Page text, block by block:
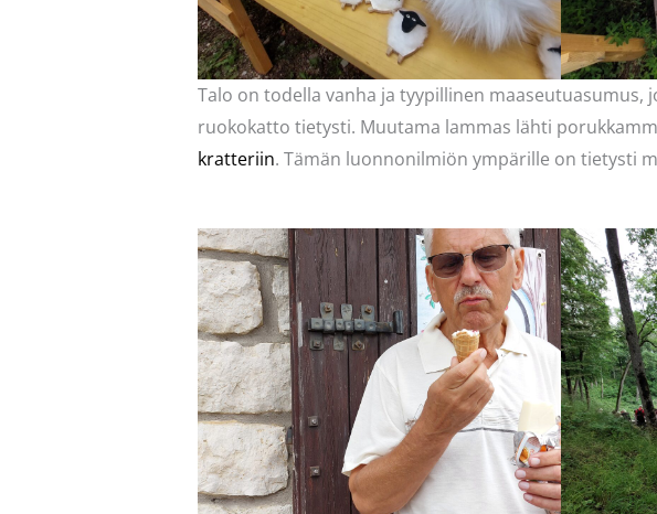
Talo on todella vanha ja tyypillinen maaseutuasumus,
ruokokatto tietysti. Muutama lammas lähti
kratteriin. Tämän luonnonilmiön ympärille on tietysti